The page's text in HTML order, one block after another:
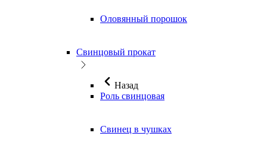
Оловянный порошок
Свинцовый прокат
Назад
Роль свинцовая
Свинец в чушках